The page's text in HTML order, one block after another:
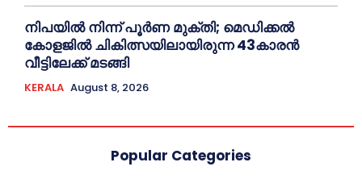
നിപയില്‍ നിന്ന് പൂര്‍ണ മുക്തി; മെഡിക്കല്‍
കോളജില്‍ ചികിത്സയിലായിരുന്ന 43കാരന്‍
വീട്ടിലേക്ക് മടങ്ങി
KERALA August 8, 2026
Popular Categories